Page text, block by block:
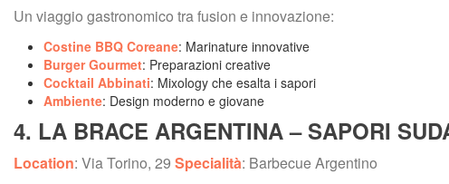
Un viaggio gastronomico tra fusion e innovazione:
Costine BBQ Coreane: Marinature innovative
Burger Gourmet: Preparazioni creative
Cocktail Abbinati: Mixology che esalta i sapori
Ambiente: Design moderno e giovane
4. LA BRACE ARGENTINA – SAPORI
Location: Via Torino, 29 Specialità: Barbecue Argentino